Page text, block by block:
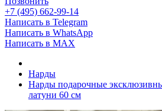
+7 (495) 662-99-14
Написать в Telegram
Написать в WhatsApp
Написать в MAX
Нарды
Нарды подарочные
латуни 60 см